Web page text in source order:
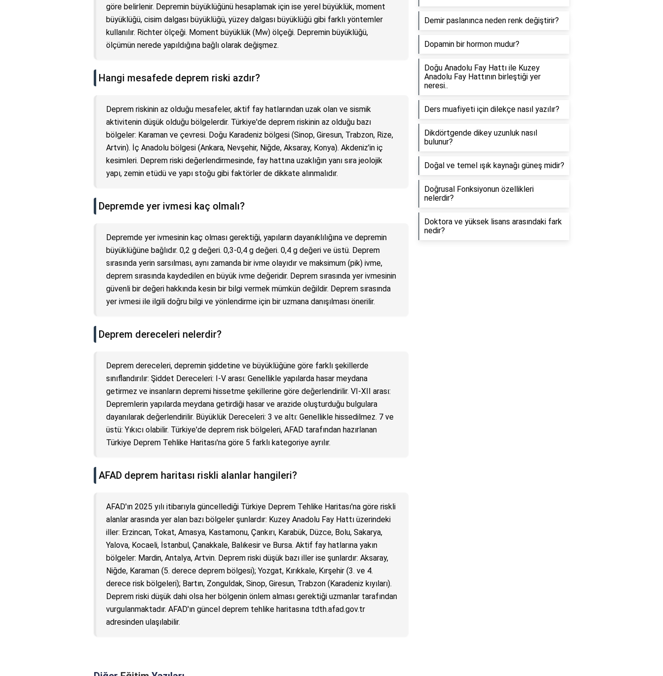
göre belirlenir. Depremin büyüklüğünü hesaplamak için ise yerel büyüklük, moment
büyüklüğü, cisim dalgası büyüklüğü, yüzey dalgası büyüklüğü gibi farklı yöntemler
kullanılır. Richter ölçeği. Moment büyüklük (Mw) ölçeği. Depremin büyüklüğü,
ölçümün nerede yapıldığına bağlı olarak değişmez.
Hangi mesafede deprem riski azdır?
Deprem riskinin az olduğu mesafeler, aktif fay hatlarından uzak olan ve sismik
aktivitenin düşük olduğu bölgelerdir. Türkiye'de deprem riskinin az olduğu bazı
bölgeler: Karaman ve çevresi. Doğu Karadeniz bölgesi (Sinop, Giresun, Trabzon, Rize,
Artvin). İç Anadolu bölgesi (Ankara, Nevşehir, Niğde, Aksaray, Konya). Akdeniz'in iç
kesimleri. Deprem riski değerlendirmesinde, fay hattına uzaklığın yanı sıra jeolojik
yapı, zemin etüdü ve yapı stoğu gibi faktörler de dikkate alınmalıdır.
Depremde yer ivmesi kaç olmalı?
Depremde yer ivmesinin kaç olması gerektiği, yapıların dayanıklılığına ve depremin
büyüklüğüne bağlıdır. 0,2 g değeri. 0,3-0,4 g değeri. 0,4 g değeri ve üstü. Deprem
sırasında yerin sarsılması, aynı zamanda bir ivme olayıdır ve maksimum (pik) ivme,
deprem sırasında kaydedilen en büyük ivme değeridir. Deprem sırasında yer ivmesinin
güvenli bir değeri hakkında kesin bir bilgi vermek mümkün değildir. Deprem sırasında
yer ivmesi ile ilgili doğru bilgi ve yönlendirme için bir uzmana danışılması önerilir.
Deprem dereceleri nelerdir?
Deprem dereceleri, depremin şiddetine ve büyüklüğüne göre farklı şekillerde
sınıflandırılır: Şiddet Dereceleri: I-V arası: Genellikle yapılarda hasar meydana
getirmez ve insanların depremi hissetme şekillerine göre değerlendirilir. VI-XII arası:
Depremlerin yapılarda meydana getirdiği hasar ve arazide oluşturduğu bulgulara
dayanılarak değerlendirilir. Büyüklük Dereceleri: 3 ve altı: Genellikle hissedilmez. 7 ve
üstü: Yıkıcı olabilir. Türkiye'de deprem risk bölgeleri, AFAD tarafından hazırlanan
Türkiye Deprem Tehlike Haritası'na göre 5 farklı kategoriye ayrılır.
AFAD deprem haritası riskli alanlar hangileri?
AFAD'ın 2025 yılı itibarıyla güncellediği Türkiye Deprem Tehlike Haritası'na göre riskli
alanlar arasında yer alan bazı bölgeler şunlardır: Kuzey Anadolu Fay Hattı üzerindeki
iller: Erzincan, Tokat, Amasya, Kastamonu, Çankırı, Karabük, Düzce, Bolu, Sakarya,
Yalova, Kocaeli, İstanbul, Çanakkale, Balıkesir ve Bursa. Aktif fay hatlarına yakın
bölgeler: Mardin, Antalya, Artvin. Deprem riski düşük bazı iller ise şunlardır: Aksaray,
Niğde, Karaman (5. derece deprem bölgesi); Yozgat, Kırıkkale, Kırşehir (3. ve 4.
derece risk bölgeleri); Bartın, Zonguldak, Sinop, Giresun, Trabzon (Karadeniz kıyıları).
Deprem riski düşük dahi olsa her bölgenin önlem alması gerektiği uzmanlar tarafından
vurgulanmaktadır. AFAD'ın güncel deprem tehlike haritasına tdth.afad.gov.tr
adresinden ulaşılabilir.
Demir paslanınca neden renk değiştirir?
Dopamin bir hormon mudur?
Doğu Anadolu Fay Hattı ile Kuzey
Anadolu Fay Hattının birleştiği yer
neresi..
Ders muafiyeti için dilekçe nasıl yazılır?
Dikdörtgende dikey uzunluk nasıl
bulunur?
Doğal ve temel ışık kaynağı güneş midir?
Doğrusal Fonksiyonun özellikleri
nelerdir?
Doktora ve yüksek lisans arasındaki fark
nedir?